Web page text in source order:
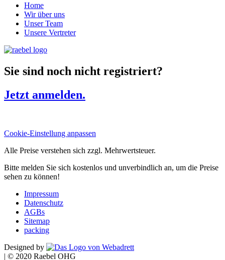
Home
Wir über uns
Unser Team
Unsere Vertreter
Sie sind noch nicht registriert?
Jetzt anmelden.
Cookie-Einstellung anpassen
Alle Preise verstehen sich zzgl. Mehrwertsteuer.
Bitte melden Sie sich kostenlos und unverbindlich an, um die Preise
sehen zu können!
Impressum
Datenschutz
AGBs
Sitemap
packing
Designed by
| © 2020 Raebel OHG